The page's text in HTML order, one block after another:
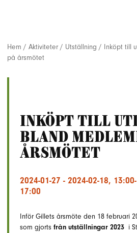
Hem / Aktiviteter / Utställning / Inköpt till
på årsmötet
Inköpt till
bland
årsmötet
2024-01-27 - 2024-02-18, 13:00-
17:00
Inför Gillets årsmöte den 18 februari
som gjorts från utställningar 2023 i